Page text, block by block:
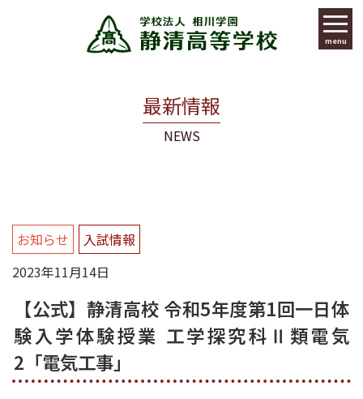
menu
最新情報
NEWS
お知らせ
入試情報
2023年11月14日
【公式】静清高校 令和5年度第1回一日体
験入学体験授業 工学探究科Ⅱ類電気
2「電気工事」